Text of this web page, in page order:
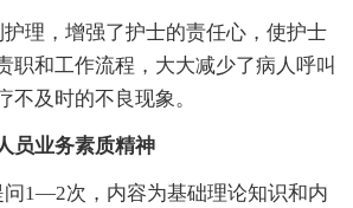
，增强了护士的责任心，使护士
职和工作流程，大大减少了病人呼叫
不及时的不良现象。
员业务素质精神
1—2次，内容为基础理论知识和内